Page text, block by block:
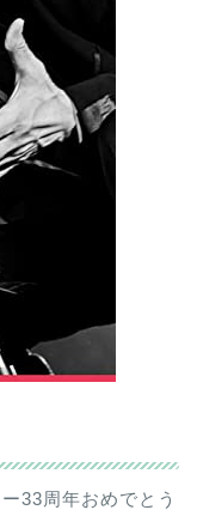
33周年おめでとう